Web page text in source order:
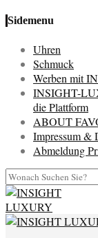
Sidemenu
Uhren
Schmuck
Werben mit
INSIGHT-
die Plattform
ABOUT
Impressum &
Abmeldung